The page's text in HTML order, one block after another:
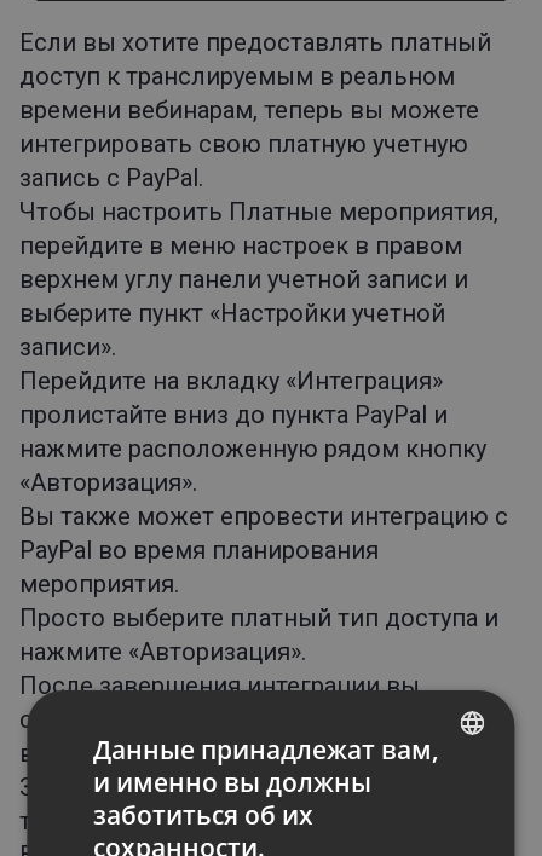
Если вы хотите предоставлять платный
доступ к транслируемым в реальном
времени вебинарам, теперь вы можете
интегрировать свою платную учетную
запись с PayPal.
Чтобы настроить Платные мероприятия,
перейдите в меню настроек в правом
верхнем углу панели учетной записи и
выберите пункт «Настройки учетной
записи».
Перейдите на вкладку «Интеграция»
пролистайте вниз до пункта PayPal и
нажмите расположенную рядом кнопку
«Авторизация».
Вы также может епровести интеграцию с
PayPal во время планирования
мероприятия.
Просто выберите платный тип доступа и
нажмите «Авторизация».
После завершения интеграции вы
сможете начать принимать оплату за
ваши онлайн-мероприятия.
Завершив интеграцию, выберите платный
тип доступа.
Данные принадлежат вам,
и именно вы должны
заботиться об их
сохранности.